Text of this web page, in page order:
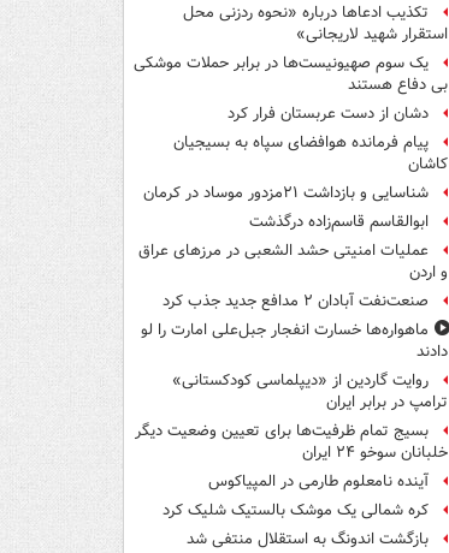
تکذیب ادعاها درباره «نحوه ردزنی محل
استقرار شهید لاریجانی»
یک‌ سوم صهیونیست‌ها در برابر حملات موشکی
بی دفاع هستند
دشان از دست عربستان فرار کرد
پیام فرمانده هوافضای سپاه به بسیجیان
کاشان
شناسایی و بازداشت ۲۱مزدور موساد در کرمان
ابوالقاسم قاسم‌زاده درگذشت
عملیات امنیتی حشد الشعبی در مرزهای عراق
و اردن
صنعت‌نفت آبادان ۲ مدافع جدید جذب کرد
ماهواره‌ها خسارت انفجار جبل‌علی امارت را لو
دادند
روایت گاردین از «دیپلماسی کودکستانی»
ترامپ در برابر ایران
بسیج تمام ظرفیت‌ها برای تعیین وضعیت دیگر
خلبانان سوخو ۲۴ ایران
آینده نامعلوم طارمی در المپیاکوس
کره شمالی یک موشک بالستیک شلیک کرد
بازگشت اندونگ به استقلال منتفی شد